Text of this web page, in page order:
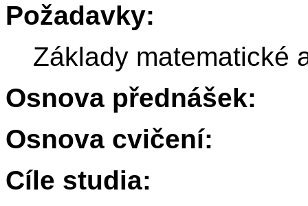
Požadavky:
Základy matematické
Osnova přednášek:
Osnova cvičení:
Cíle studia: